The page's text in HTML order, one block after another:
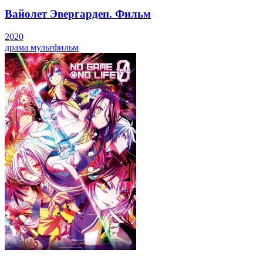
Вайолет Эвергарден. Фильм
2020
драма мультфильм